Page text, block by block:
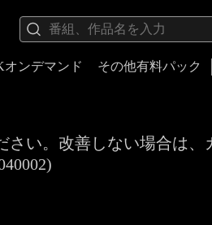
オンデマンド その他有料パック
い。改善しない場合は